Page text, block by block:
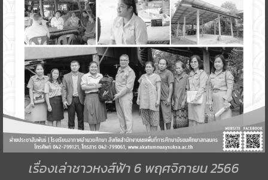
เรื่องเล่าชาวหงส์ฟ้า 6 พฤศจิกายน 2566